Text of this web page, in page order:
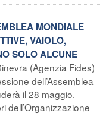
MONDIALE
VAIOLO,
SOLO ALCUNE
(Agenzia Fides)
dell’Assemblea
il 28 maggio.
dell’Organizzazione